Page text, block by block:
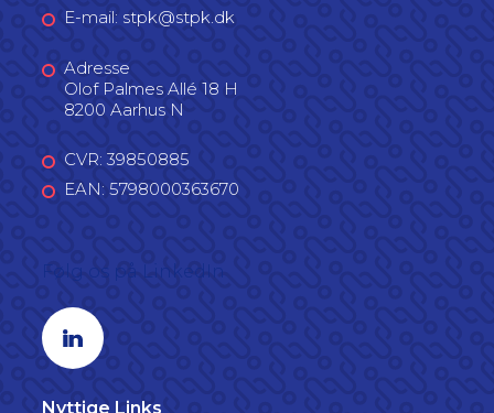
E-mail: stpk@stpk.dk
Adresse
Olof Palmes Allé 18 H
8200 Aarhus N
CVR: 39850885
EAN: 5798000363670
Linkedin profil
Nyttige Links